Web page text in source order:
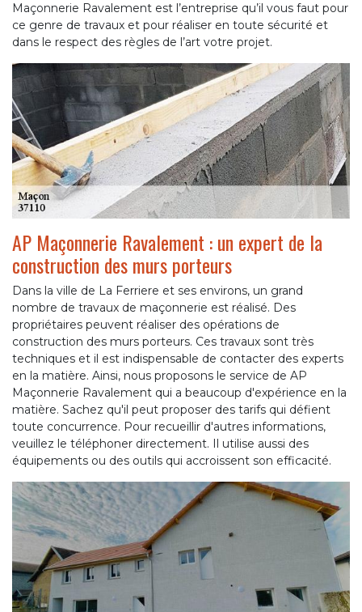
Maçonnerie Ravalement est l’entreprise qu’il vous faut pour
ce genre de travaux et pour réaliser en toute sécurité et
dans le respect des règles de l’art votre projet.
AP Maçonnerie Ravalement : un expert de la
construction des murs porteurs
Dans la ville de La Ferriere et ses environs, un grand
nombre de travaux de maçonnerie est réalisé. Des
propriétaires peuvent réaliser des opérations de
construction des murs porteurs. Ces travaux sont très
techniques et il est indispensable de contacter des experts
en la matière. Ainsi, nous proposons le service de AP
Maçonnerie Ravalement qui a beaucoup d'expérience en la
matière. Sachez qu'il peut proposer des tarifs qui défient
toute concurrence. Pour recueillir d'autres informations,
veuillez le téléphoner directement. Il utilise aussi des
équipements ou des outils qui accroissent son efficacité.